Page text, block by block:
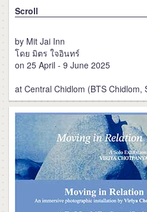
Scroll
by Mit Jai Inn
โดย มิตร ใจอินทร์
on 25 April - 9 June 2025
at Central Chidlom (BTS Chidlom,